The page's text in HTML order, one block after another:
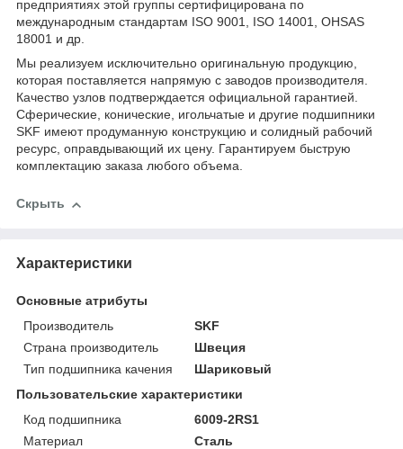
предприятиях этой группы сертифицирована по
международным стандартам ISO 9001, ISO 14001, OHSAS
18001 и др.
Мы реализуем исключительно оригинальную продукцию,
которая поставляется напрямую с заводов производителя.
Качество узлов подтверждается официальной гарантией.
Сферические, конические, игольчатые и другие подшипники
SKF имеют продуманную конструкцию и солидный рабочий
ресурс, оправдывающий их цену. Гарантируем быструю
комплектацию заказа любого объема.
Скрыть
Характеристики
Основные атрибуты
Производитель
SKF
Страна производитель
Швеция
Тип подшипника качения
Шариковый
Пользовательские характеристики
Код подшипника
6009-2RS1
Материал
Сталь